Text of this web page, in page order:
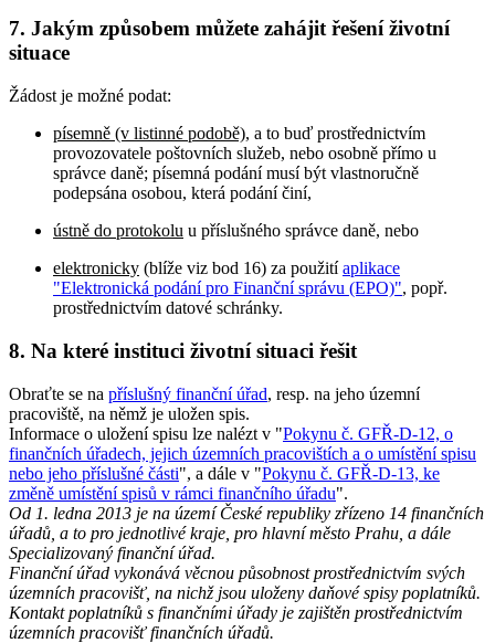
7. Jakým způsobem můžete zahájit řešení životní
situace
Žádost je možné podat:
písemně (v listinné podobě), a to buď prostřednictvím
provozovatele poštovních služeb, nebo osobně přímo u
správce daně; písemná podání musí být vlastnoručně
podepsána osobou, která podání činí,
ústně do protokolu u příslušného správce daně, nebo
elektronicky (blíže viz bod 16) za použitíaplikace
"Elektronická podání pro Finanční správu (EPO)", popř.
prostřednictvím datové schránky.
8. Na které instituci životní situaci řešit
Obraťte se na příslušný finanční úřad, resp. na jeho územní
pracoviště, na němž je uložen spis.
Informace o uložení spisu lze nalézt v "Pokynu č. GFŘ-D-12, o
finančních úřadech, jejich územních pracovištích a o umístění spisu
nebo jeho příslušné části", a dále v "Pokynu č. GFŘ-D-13, ke
změně umístění spisů v rámci finančního úřadu".
Od 1. ledna 2013 je na území České republiky zřízeno 14 finančních
úřadů, a to pro jednotlivé kraje, pro hlavní město Prahu, a dále
Specializovaný finanční úřad.
Finanční úřad vykonává věcnou působnost prostřednictvím svých
územních pracovišť, na nichž jsou uloženy daňové spisy poplatníků.
Kontakt poplatníků s finančními úřady je zajištěn prostřednictvím
územních pracovišť finančních úřadů.